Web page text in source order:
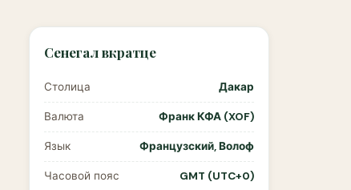
Сенегал вкратце
Столица Дакар
Валюта Франк КФА (XOF)
Язык Французский, Волоф
Часовой пояс GMT (UTC+0)